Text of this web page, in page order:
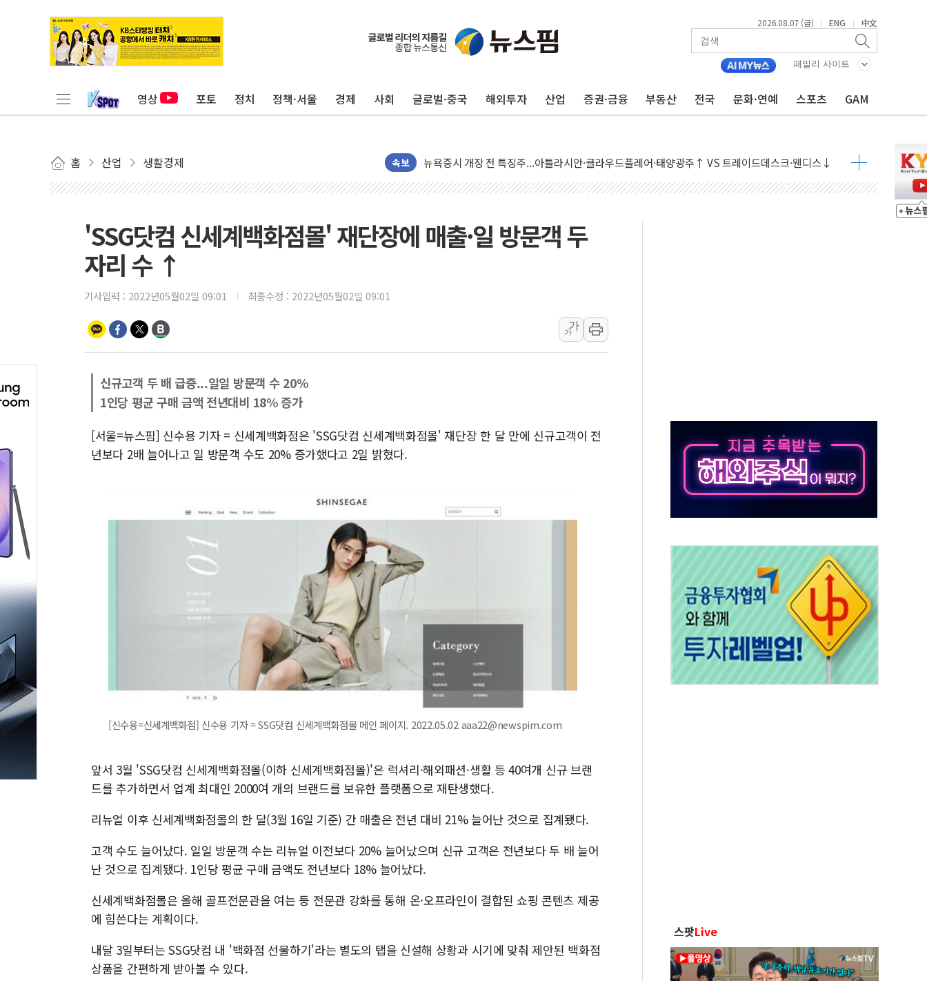
2026.08.07 (금) | ENG | 中文
패밀리 사이트
영상 포토 정치 정책·서울 경제 사회 글로벌·중국 해외투자 산업 증권·금융 부동산 전국 문화·연예 스포츠 GAM
홈 산업 생활경제 속보
[종합] 美 7월 고용 2만3000명 감소 '쇼크'…9월 금리 인상 기대 후퇴
[사진] 이슬람 수니파 3개국, 공동방위협정 체결
보훈부, 미 DPAA와 MOU… "6·25 미군 실종자 7359명 끝까지 찾겠다"
트럼프 "금리 내려야"…파월 때와 달리 워시엔 톤 낮춰
李 "해남 태양광, 대한민국 다음 100년 밑거름…수도권 집중 완화 전환점"
李 대통령, '6시간 마라톤 부동산 2차 회의' 주재… "전폭적 공급 확대·속도전 총력"
남동발전, 해남군에 국내 최대 규모 400MW 태양광 착공…여의도 1.6배 규모
[인도증시] 중동 불안 속 유가 상승에 소폭 하락...금융주 낙폭 커
신길동 신축도 3.3㎡당 7250만원…써밋 클라비온 59㎡ 18억원대
용산공원·그린벨트로 또 충돌…반복되는 국토부-서울시 '정책 엇박자'
[코인시황] 비트코인 6만4000달러대 횡보…고래·ETF 매수에도 고유가·금리·입법 지연 '삼중 부담'
'SSG닷컴 신세계백화점몰' 재단장에 매출·일 방문객 두
자리 수 ↑
기사입력 : 2022년05월02일 09:01 최종수정 : 2022년05월02일 09:01
가
가
신규고객 두 배 급증...일일 방문객 수 20%
1인당 평균 구매 금액 전년대비 18% 증가
[서울=뉴스핌] 신수용 기자 = 신세계백화점은 'SSG닷컴 신세계백화점몰' 재단장 한 달 만에 신규고객이 전
년보다 2배 늘어나고 일 방문객 수도 20% 증가했다고 2일 밝혔다.
[신수용=신세계백화점] 신수용 기자 = SSG닷컴 신세계백화점몰 메인 페이지. 2022.05.02 aaa22@newspim.com
앞서 3월 'SSG닷컴 신세계백화점몰(이하 신세계백화점몰)'은 럭셔리·해외패션·생활 등 40여개 신규 브랜
드를 추가하면서 업계 최대인 2000여 개의 브랜드를 보유한 플랫폼으로 재탄생했다.
리뉴얼 이후 신세계백화점몰의 한 달(3월 16일 기준) 간 매출은 전년 대비 21% 늘어난 것으로 집계됐다.
고객 수도 늘어났다. 일일 방문객 수는 리뉴얼 이전보다 20% 늘어났으며 신규 고객은 전년보다 두 배 늘어
난 것으로 집계됐다. 1인당 평균 구매 금액도 전년보다 18% 늘어났다.
신세계백화점몰은 올해 골프전문관을 여는 등 전문관 강화를 통해 온·오프라인이 결합된 쇼핑 콘텐츠 제공
에 힘쓴다는 계획이다.
내달 3일부터는 SSG닷컴 내 '백화점 선물하기'라는 별도의 탭을 신설해 상황과 시기에 맞춰 제안된 백화점
상품을 간편하게 받아볼 수 있다.
스팟Live